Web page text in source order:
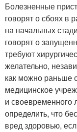
Болезненные
говорят о сбоях в
на начальных
говорят о
требуют
желательно,
как можно раньше
медицинское
и своевременного
определить, что
вред здоровью,